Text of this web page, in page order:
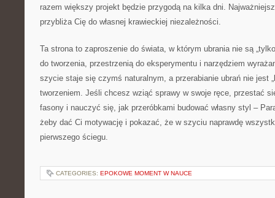
razem większy projekt będzie przygodą na kilka dni.
przybliża Cię do własnej krawieckiej niezależności.
Ta strona to zaproszenie do świata, w którym ubrania nie są
do tworzenia, przestrzenią do eksperymentu i narzędziem
szycie staje się czymś naturalnym, a przerabianie ubrań nie jest
tworzeniem. Jeśli chcesz wziąć sprawy w swoje ręce, przestać
fasony i nauczyć się, jak przeróbkami budować własny styl –
żeby dać Ci motywację i pokazać, że w szyciu naprawdę
pierwszego ściegu.
CATEGORIES: EPOKOWE MOMENT W NAUCE